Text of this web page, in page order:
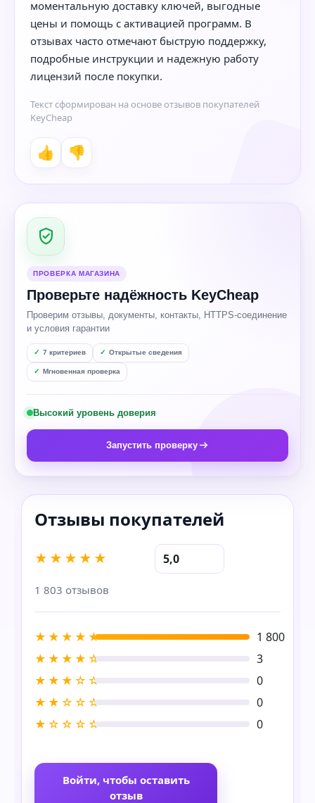
моментальную доставку ключей, выгодные
цены и помощь с активацией программ. В
отзывах часто отмечают быструю поддержку,
подробные инструкции и надежную работу
лицензий после покупки.
Текст сформирован на основе отзывов покупателей
KeyCheap
👍 👎
ПРОВЕРКА МАГАЗИНА
Проверьте надёжность KeyCheap
Проверим отзывы, документы, контакты, HTTPS-соединение
и условия гарантии
7 критериев Открытые сведения
Мгновенная проверка
Высокий уровень доверия
Запустить проверку
★★★★★ 5,0
1 803 отзывов
★★★★★
1 800
★★★★☆
3
★★★☆☆
0
★★☆☆☆
0
★☆☆☆☆
0
Войти, чтобы оставить
отзыв